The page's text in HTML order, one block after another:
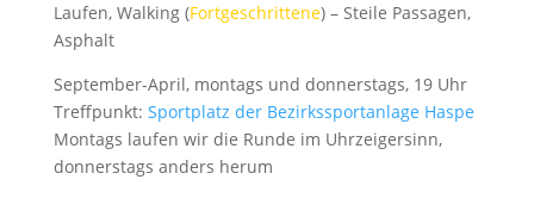
Laufen, Walking (Fortgeschrittene) – Steile Passagen,
Asphalt
September-April, montags und donnerstags, 19 Uhr
Treffpunkt: Sportplatz der Bezirkssportanlage Haspe
Montags laufen wir die Runde im Uhrzeigersinn,
donnerstags anders herum